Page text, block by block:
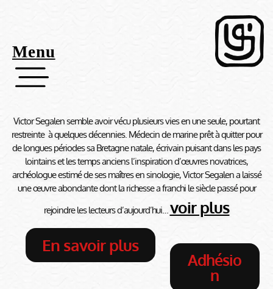
Menu
Victor Segalen semble avoir vécu plusieurs vies en une seule, pourtant
restreinte à quelques décennies. Médecin de marine prêt à quitter pour
de longues périodes sa Bretagne natale, écrivain puisant dans les pays
lointains et les temps anciens l’inspiration d’œuvres novatrices,
archéologue estimé de ses maîtres en sinologie, Victor Segalen a laissé
une œuvre abondante dont la richesse a franchi le siècle passé pour
rejoindre les lecteurs d’aujourd’hui…
voir plus
En savoir plus
Adhésio
n